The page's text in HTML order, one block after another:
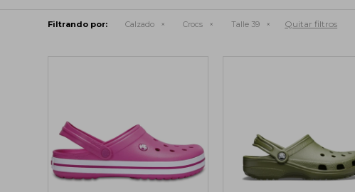
Filtrando por: Calzado Crocs Talle 39 Quitar filtros